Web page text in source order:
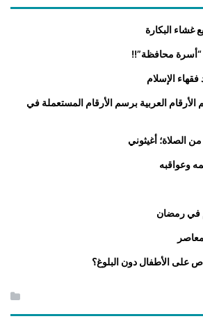
غشاء البكارة
محافظة”!!
الإسلام
العربية برسم الأرقام المستعملة في
الصلاة؛ أغيثوني
وعواقبه
في رمضان
على الأطفال دون البلوغ؟